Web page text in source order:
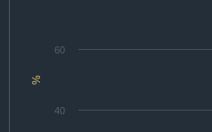
%
40
60